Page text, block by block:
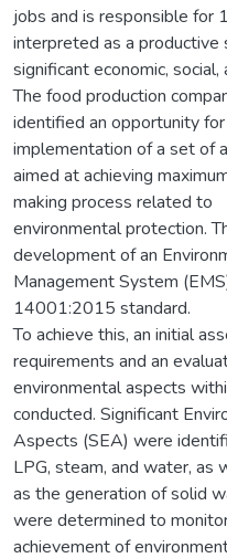
jobs and is responsible for
interpreted as a productive
significant economic,
The food production
identified an opportunity
implementation of a set of
aimed at achieving
making process related to
environmental protection.
development of an
Management System
14001:2015 standard.
To achieve this, an initial
requirements and an
environmental aspects
conducted. Significant
Aspects (SEA) were
LPG, steam, and water, as
as the generation of solid
were determined to
achievement of